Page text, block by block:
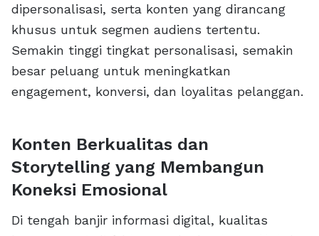
dipersonalisasi, serta konten yang dirancang
khusus untuk segmen audiens tertentu.
Semakin tinggi tingkat personalisasi, semakin
besar peluang untuk meningkatkan
engagement, konversi, dan loyalitas pelanggan.
Konten Berkualitas dan
Storytelling yang Membangun
Koneksi Emosional
Di tengah banjir informasi digital, kualitas